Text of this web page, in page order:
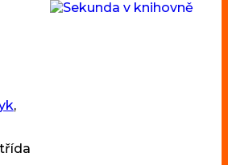
,
třída